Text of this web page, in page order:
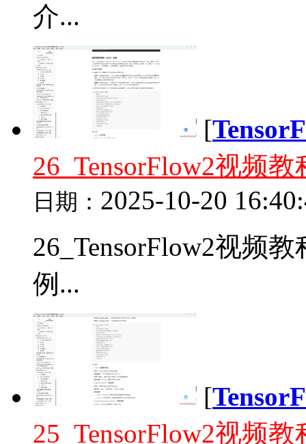
介...
[
26_TensorFlow2视频
日期： 2025-10-20
26_TensorFlow2视频
例...
[
25_TensorFlow2视频